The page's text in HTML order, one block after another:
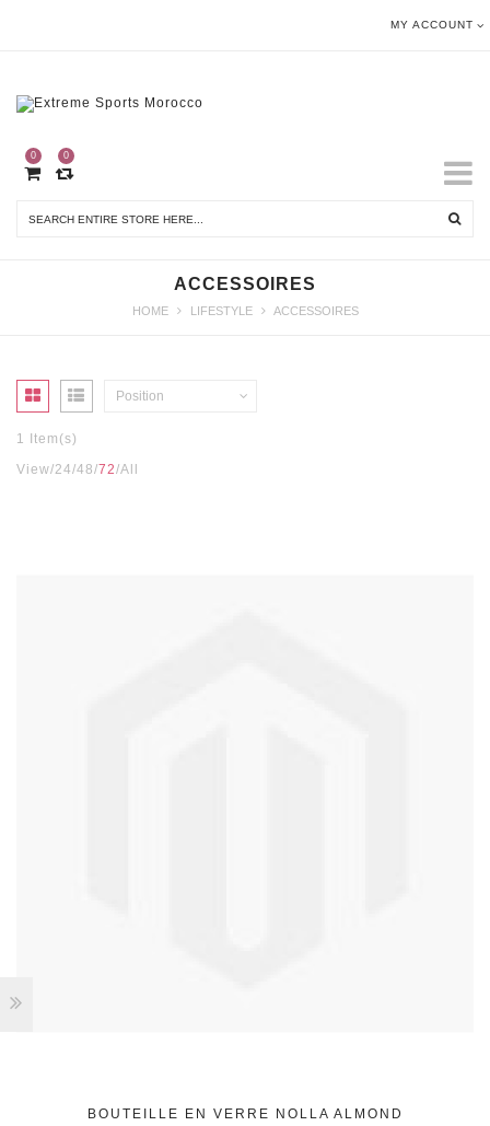
MY ACCOUNT
0 0
ACCESSOIRES
HOME LIFESTYLE ACCESSOIRES
Position
1 Item(s)
View 24 48 72 All
BOUTEILLE EN VERRE NOLLA ALMOND